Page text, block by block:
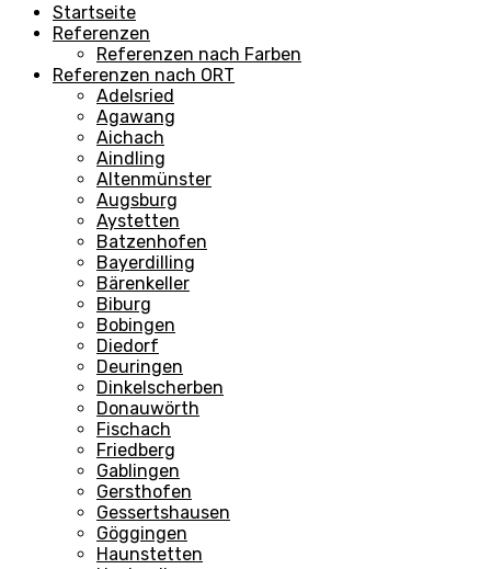
Startseite
Referenzen
Referenzen nach Farben
Referenzen nach ORT
Adelsried
Agawang
Aichach
Aindling
Altenmünster
Augsburg
Aystetten
Batzenhofen
Bayerdilling
Bärenkeller
Biburg
Bobingen
Diedorf
Deuringen
Dinkelscherben
Donauwörth
Fischach
Friedberg
Gablingen
Gersthofen
Gessertshausen
Göggingen
Haunstetten